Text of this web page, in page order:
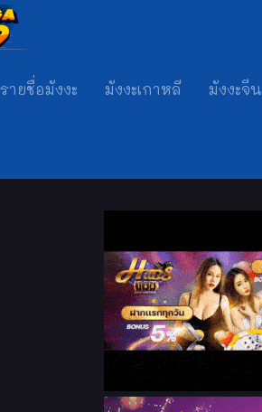
รายชื่อมังงะ มังงะเกาหลี มังงะจีน